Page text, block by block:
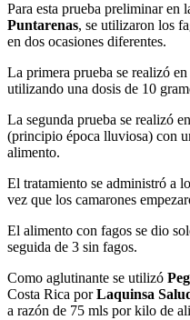
Para esta prueba preliminar en
Puntarenas, se utilizaron los
en dos ocasiones diferentes.
La primera prueba se realizó
utilizando una dosis de 10
La segunda prueba se realizó
(principio época lluviosa) con
alimento.
El tratamiento se administró a
vez que los camarones
El alimento con fagos se dio
seguida de 3 sin fagos.
Como aglutinante se utilizó
Costa Rica porLaquinsa
a razón de 75 mls por kilo de